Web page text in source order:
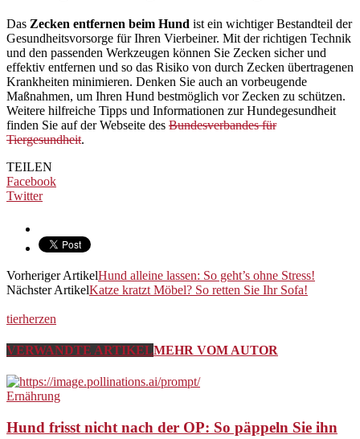
Das Zecken entfernen beim Hund ist ein wichtiger Bestandteil der
Gesundheitsvorsorge für Ihren Vierbeiner. Mit der richtigen Technik
und den passenden Werkzeugen können Sie Zecken sicher und
effektiv entfernen und so das Risiko von durch Zecken übertragenen
Krankheiten minimieren. Denken Sie auch an vorbeugende
Maßnahmen, um Ihren Hund bestmöglich vor Zecken zu schützen.
Weitere hilfreiche Tipps und Informationen zur Hundegesundheit
finden Sie auf der Webseite des Bundesverbandes für
Tiergesundheit.
TEILEN
Facebook
Twitter
Vorheriger ArtikelHund alleine lassen: So geht’s ohne Stress!
Nächster ArtikelKatze kratzt Möbel? So retten Sie Ihr Sofa!
tierherzen
VERWANDTE ARTIKELMEHR VOM AUTOR
Ernährung
Hund frisst nicht nach der OP: So päppeln Sie ihn